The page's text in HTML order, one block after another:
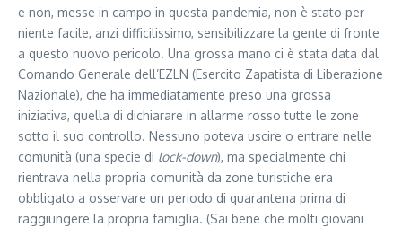
e non, messe in campo in questa pandemia, non è stato per
niente facile, anzi difficilissimo, sensibilizzare la gente di fronte
a questo nuovo pericolo. Una grossa mano ci è stata data dal
Comando Generale dell’EZLN (Esercito Zapatista di Liberazione
Nazionale), che ha immediatamente preso una grossa
iniziativa, quella di dichiarare in allarme rosso tutte le zone
sotto il suo controllo. Nessuno poteva uscire o entrare nelle
comunità (una specie di lock-down), ma specialmente chi
rientrava nella propria comunità da zone turistiche era
obbligato a osservare un periodo di quarantena prima di
raggiungere la propria famiglia. (Sai bene che molti giovani